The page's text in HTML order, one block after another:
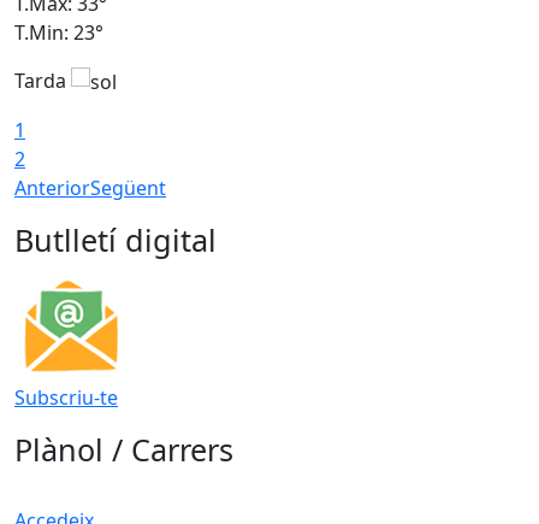
T.Min: 23°
Tarda
1
2
AnteriorSegüent
Butlletí digital
Subscriu-te
Plànol / Carrers